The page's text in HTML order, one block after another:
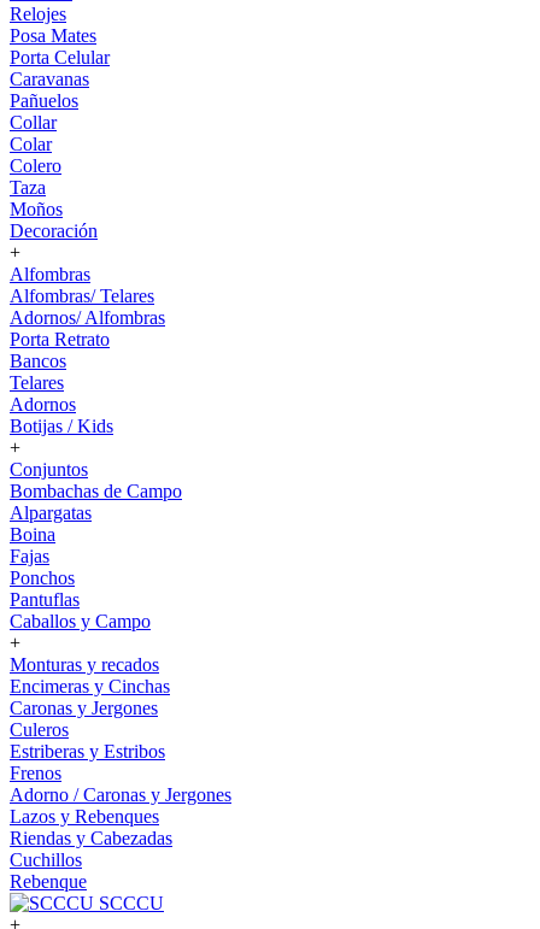
Relojes
Posa Mates
Porta Celular
Caravanas
Pañuelos
Collar
Colar
Colero
Taza
Moños
Decoración
+
Alfombras
Alfombras/ Telares
Adornos/ Alfombras
Porta Retrato
Bancos
Telares
Adornos
Botijas / Kids
+
Conjuntos
Bombachas de Campo
Alpargatas
Boina
Fajas
Ponchos
Pantuflas
Caballos y Campo
+
Monturas y recados
Encimeras y Cinchas
Caronas y Jergones
Culeros
Estriberas y Estribos
Frenos
Adorno / Caronas y Jergones
Lazos y Rebenques
Riendas y Cabezadas
Cuchillos
Rebenque
SCCCU
+